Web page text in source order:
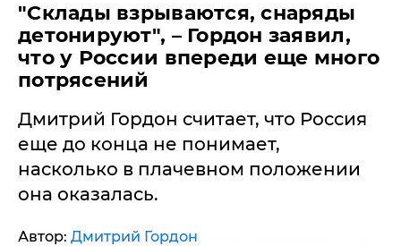
"Склады взрываются, снаряды
детонируют", – Гордон заявил,
что у России впереди еще много
потрясений
Дмитрий Гордон считает, что Россия
еще до конца не понимает,
насколько в плачевном положении
она оказалась.
Автор: Дмитрий Гордон